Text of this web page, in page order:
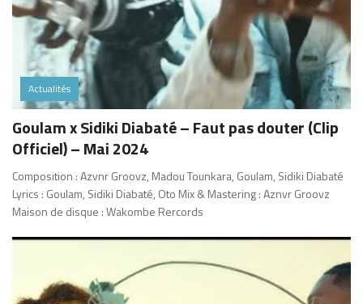
Actualités
Goulam x Sidiki Diabaté – Faut pas douter (Clip
Officiel) – Mai 2024
Composition : Azvnr Groovz, Madou Tounkara, Goulam, Sidiki Diabaté
Lyrics : Goulam, Sidiki Diabaté, Oto Mix & Mastering : Aznvr Groovz
Maison de disque : Wakombe Rercords